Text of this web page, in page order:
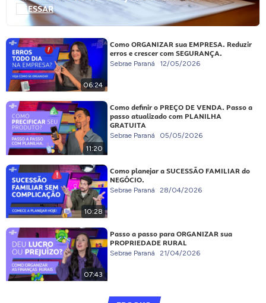
ACESSAR
06:24
Como ORGANIZAR sua EMPRESA. Reduzir
erros e crescer com SEGURANÇA.
Sebrae Paraná 12/05/2026
11:20
Como definir o PREÇO DE VENDA. Passo a
passo atualizado com PLANILHA
GRATUITA
Sebrae Paraná 05/05/2026
10:28
Como planejar a SUCESSÃO FAMILIAR do
NEGÓCIO.
Sebrae Paraná 28/04/2026
07:43
Passo a passo para ORGANIZAR sua
PROPRIEDADE RURAL
Sebrae Paraná 21/04/2026